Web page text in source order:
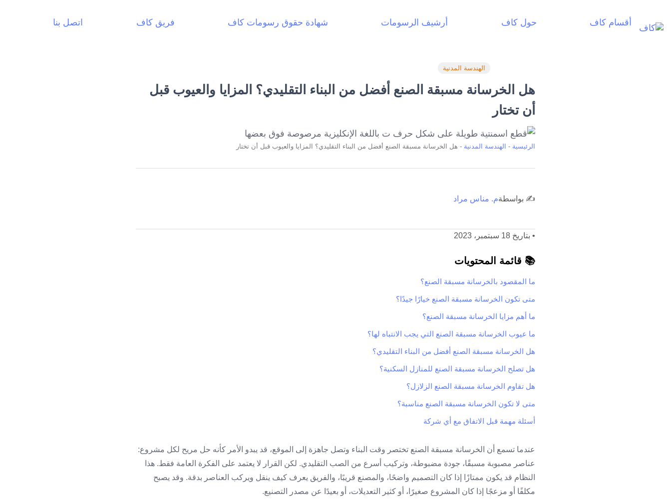
أقسام كاف حول كاف أرشيف الرسومات شهادة حقوق رسومات كاف فريق كاف اتصل بنا
الهندسة المدنية
هل الخرسانة مسبقة الصنع أفضل من البناء التقليدي؟ المزايا والعيوب قبل
أن تختار
الرئيسية - الهندسة المدنية - هل الخرسانة مسبقة الصنع أفضل من البناء التقليدي؟ المزايا والعيوب قبل أن تختار
✍️ بواسطةم. مناس مراد
• بتاريخ 18 سبتمبر، 2023
📚 قائمة المحتويات
ما المقصود بالخرسانة مسبقة الصنع؟
متى تكون الخرسانة مسبقة الصنع خيارًا جيدًا؟
ما أهم مزايا الخرسانة مسبقة الصنع؟
ما عيوب الخرسانة مسبقة الصنع التي يجب الانتباه لها؟
هل الخرسانة مسبقة الصنع أفضل من البناء التقليدي؟
هل تصلح الخرسانة مسبقة الصنع للمنازل السكنية؟
هل تقاوم الخرسانة مسبقة الصنع الزلازل؟
متى لا تكون الخرسانة مسبقة الصنع مناسبة؟
أسئلة مهمة قبل الاتفاق مع أي شركة
عندما تسمع أن الخرسانة مسبقة الصنع تختصر وقت البناء وتصل جاهزة إلى الموقع، قد يبدو الأمر كأنه حل مريح لكل مشروع:
عناصر مصبوبة مسبقًا، جودة مضبوطة، وتركيب أسرع من الصب التقليدي. لكن القرار لا يعتمد على الفكرة العامة فقط. هذا
النظام قد يكون ممتازًا إذا كان التصميم واضحًا، والمصنع قريبًا، والفريق يعرف كيف ينقل ويركب العناصر بدقة. وقد يصبح
مكلفًا أو مزعجًا إذا كان المشروع صغيرًا، أو كثير التعديلات، أو بعيدًا عن مصدر التصنيع.